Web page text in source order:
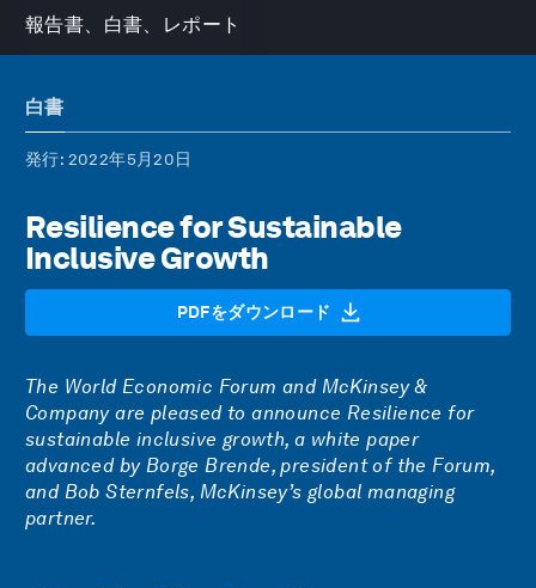
報告書、白書、レポート
白書
発行: 2022年5月20日
Resilience for Sustainable
Inclusive Growth
PDFをダウンロード
The World Economic Forum and McKinsey &
Company are pleased to announce Resilience for
sustainable inclusive growth, a white paper
advanced by Borge Brende, president of the Forum,
and Bob Sternfels, McKinsey’s global managing
partner.